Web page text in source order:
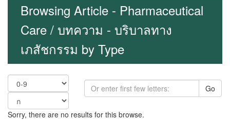
Browsing Article - Pharmaceutical
Care / บทความ - บริบาลทาง
เภสัชกรรม by Type
Go
Sorry, there are no results for this browse.